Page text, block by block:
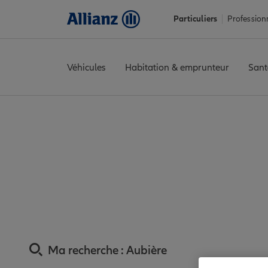
Particuliers
Véhicules Habitation & emprunteur
Ma recherche : Aubière